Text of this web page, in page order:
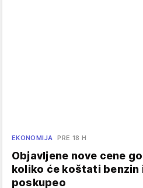
EKONOMIJA PRE 18 H
Objavljene nove cene
koliko će koštati benzin
poskupeo